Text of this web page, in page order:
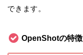
できます。
OpenShotの特徴